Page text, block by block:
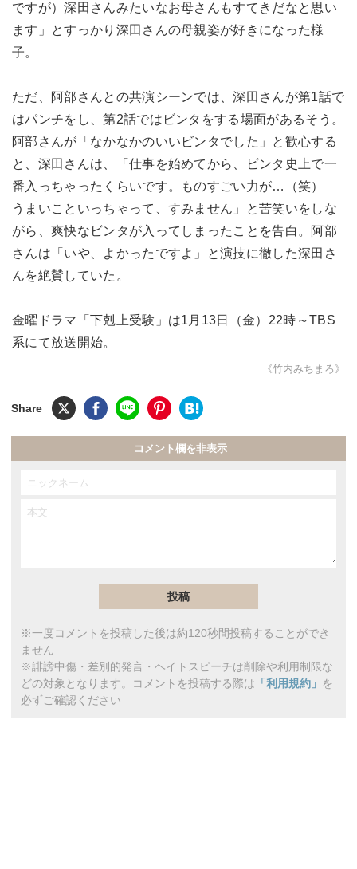
ですが）深田さんみたいなお母さんもすてきだなと思い
ます」とすっかり深田さんの母親姿が好きになった様
子。
ただ、阿部さんとの共演シーンでは、深田さんが第1話で
はパンチをし、第2話ではビンタをする場面があるそう。
阿部さんが「なかなかのいいビンタでした」と歓心する
と、深田さんは、「仕事を始めてから、ビンタ史上で一
番入っちゃったくらいです。ものすごい力が…（笑）
うまいこといっちゃって、すみません」と苦笑いをしな
がら、爽快なビンタが入ってしまったことを告白。阿部
さんは「いや、よかったですよ」と演技に徹した深田さ
んを絶賛していた。
金曜ドラマ「下剋上受験」は1月13日（金）22時～TBS
系にて放送開始。
《竹内みちまろ》
コメント欄を非表示
※一度コメントを投稿した後は約120秒間投稿することができ
ません
※誹謗中傷・差別的発言・ヘイトスピーチは削除や利用制限な
どの対象となります。コメントを投稿する際は 「利用規約」 を
必ずご確認ください